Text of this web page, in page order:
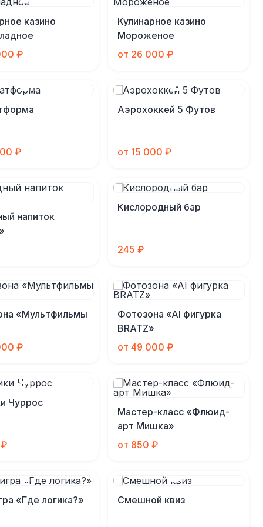
казино
₽
Кулинарное казино
Мороженое
от 26 000 ₽
₽
Аэрохоккей 5 Футов
от 15 000 ₽
напиток
Кислородный бар
245 ₽
«Мультфильмы
₽
Фотозона «AI фигурка
BRATZ»
от 49 000 ₽
Чуррос
Мастер-класс «Флюид-
арт Мишка»
от 850 ₽
«Где логика?» Смешной квиз